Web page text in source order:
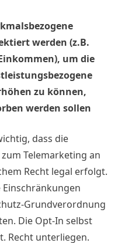
werden (z.B.
um die
zu können,
werden sollen
dass die
Telemarketing an
Recht legal erfolgt.
Grundverordnung
Die Opt-In selbst
Recht unterliegen.